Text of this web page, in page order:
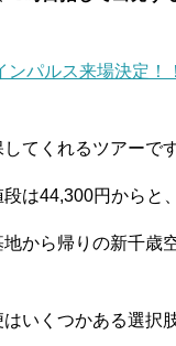
ンパルス来場決定！！
てくれるツアーです
は44,300円からと
から帰りの新千歳
いくつかある選択